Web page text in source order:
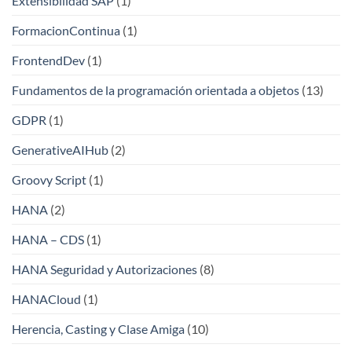
FormacionContinua (1)
FrontendDev (1)
Fundamentos de la programación orientada a objetos (13)
GDPR (1)
GenerativeAIHub (2)
Groovy Script (1)
HANA (2)
HANA – CDS (1)
HANA Seguridad y Autorizaciones (8)
HANACloud (1)
Herencia, Casting y Clase Amiga (10)